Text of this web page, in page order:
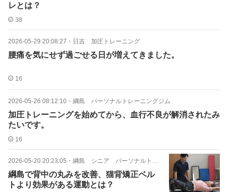
レとは？
38
2026-05-29 20:08:27 ・ 日吉 加圧トレーニング
腰痛を気にせず過ごせる日が増えてきました。
16
2026-05-26 08:12:10 ・ 綱島 パーソナルトレーニングジム
加圧トレーニングを始めてから、血行不良が解消されたみ
たいです。
16
2026-05-20 20:23:05 ・ 綱島 シニア パーソナルトレーニング
綱島で背中の丸みを改善、猫背矯正ベル
トより効果がある運動とは？